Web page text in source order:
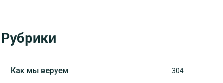
Рубрики
Как мы веруем 304